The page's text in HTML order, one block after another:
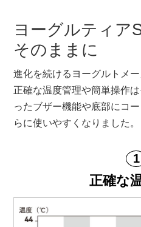
ヨーグルティア
そのままに
進化を続けるヨーグルトメ
正確な温度管理や簡単操作
ったブザー機能や底部にコ
らに使いやすくなりました。
正確な